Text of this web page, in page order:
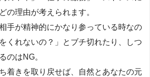
の理由が考えられます。
手が精神的にかなり参っている時なの
くれないの？」とブチ切れたり、しつ
のはNG。
着きを取り戻せば、自然とあなたの元